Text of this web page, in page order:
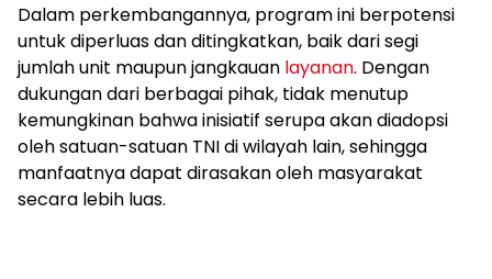
Dalam perkembangannya, program ini berpotensi
untuk diperluas dan ditingkatkan, baik dari segi
jumlah unit maupun jangkauan layanan. Dengan
dukungan dari berbagai pihak, tidak menutup
kemungkinan bahwa inisiatif serupa akan diadopsi
oleh satuan-satuan TNI di wilayah lain, sehingga
manfaatnya dapat dirasakan oleh masyarakat
secara lebih luas.